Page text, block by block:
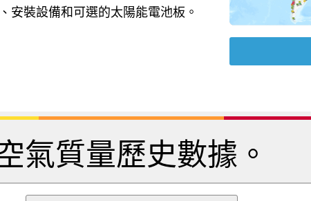
安裝設備和可選的太陽能電池板。
氣質量歷史數據。